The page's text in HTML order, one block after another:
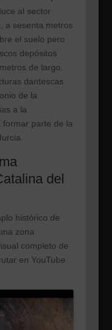
al sector
a sesenta metros
el suelo pero
depósitos
de largo.
dantescas
de la
a la
formar parte de la
del
histórico de
zona
completo de
en YouTube